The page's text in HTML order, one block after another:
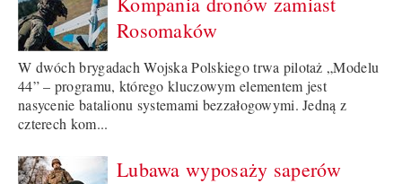
Rosomaków
W dwóch brygadach Wojska Polskiego trwa pilotaż „Modelu
44” – programu, którego kluczowym elementem jest
nasycenie batalionu systemami bezzałogowymi. Jedną z
czterech kom...
Lubawa wyposaży saperów